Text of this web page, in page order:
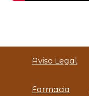
Aviso Legal
Farmacia